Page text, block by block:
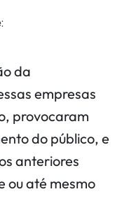
da
empresas
provocaram
do público, e
anteriores
ou até mesmo